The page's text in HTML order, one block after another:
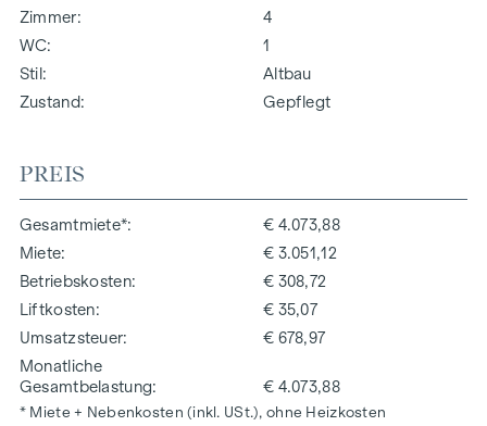
Zimmer
4
WC
1
Stil
Altbau
Zustand
Gepflegt
PREIS
Gesamtmiete*
€ 4.073,88
Miete
€ 3.051,12
Betriebskosten
€ 308,72
Liftkosten
€ 35,07
Umsatzsteuer
€ 678,97
Monatliche
Gesamtbelastung
€ 4.073,88
* Miete + Nebenkosten (inkl. USt.), ohne Heizkosten